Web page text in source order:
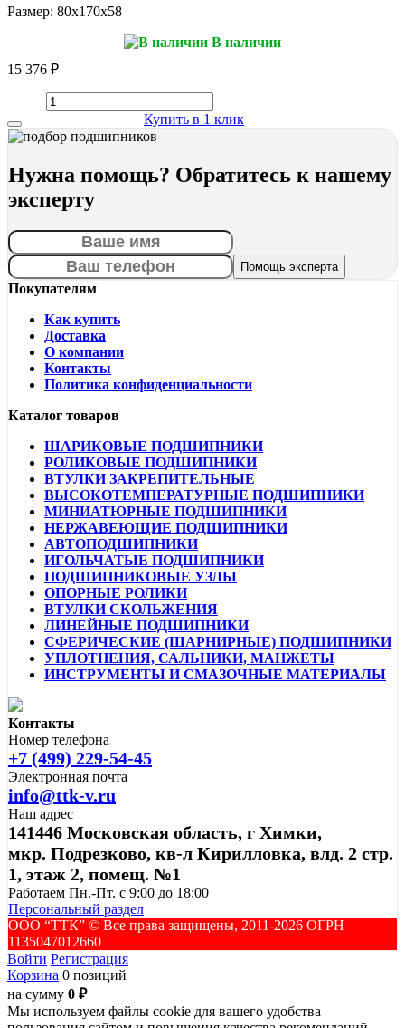
Размер: 80x170x58
В наличии
15 376 ₽
Купить в 1 клик
Нужна помощь? Обратитесь к нашему
эксперту
Покупателям
Как купить
Доставка
О компании
Контакты
Политика конфиденциальности
Каталог товаров
ШАРИКОВЫЕ ПОДШИПНИКИ
РОЛИКОВЫЕ ПОДШИПНИКИ
ВТУЛКИ ЗАКРЕПИТЕЛЬНЫЕ
ВЫСОКОТЕМПЕРАТУРНЫЕ ПОДШИПНИКИ
МИНИАТЮРНЫЕ ПОДШИПНИКИ
НЕРЖАВЕЮЩИЕ ПОДШИПНИКИ
АВТОПОДШИПНИКИ
ИГОЛЬЧАТЫЕ ПОДШИПНИКИ
ПОДШИПНИКОВЫЕ УЗЛЫ
ОПОРНЫЕ РОЛИКИ
ВТУЛКИ СКОЛЬЖЕНИЯ
ЛИНЕЙНЫЕ ПОДШИПНИКИ
СФЕРИЧЕСКИЕ (ШАРНИРНЫЕ) ПОДШИПНИКИ
УПЛОТНЕНИЯ, САЛЬНИКИ, МАНЖЕТЫ
ИНСТРУМЕНТЫ И СМАЗОЧНЫЕ МАТЕРИАЛЫ
Контакты
Номер телефона
+7 (499) 229-54-45
Электронная почта
info@ttk-v.ru
Наш адрес
141446 Московская область, г Химки,
мкр. Подрезково, кв-л Кирилловка, влд. 2 стр.
1, этаж 2, помещ. №1
Работаем Пн.-Пт. с 9:00 до 18:00
Персональный раздел
ООО “ТТК” ©️ Все права защищены, 2011-2026 ОГРН
1135047012660
Войти Регистрация
Корзина 0 позиций
на сумму 0 ₽
Мы используем файлы cookie для вашего удобства